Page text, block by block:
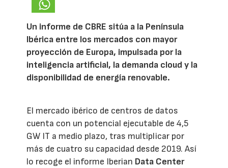
Un informe de CBRE sitúa a la Península
Ibérica entre los mercados con mayor
proyección de Europa, impulsada por la
inteligencia artificial, la demanda cloud y la
disponibilidad de energía renovable.
El mercado ibérico de centros de datos
cuenta con un potencial ejecutable de 4,5
GW IT a medio plazo, tras multiplicar por
más de cuatro su capacidad desde 2019. Así
lo recoge el informe Iberian Data Center